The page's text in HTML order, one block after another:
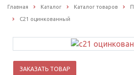
Главная Каталог Каталог товаров
С21 оцинкованный
ЗАКАЗАТЬ ТОВАР